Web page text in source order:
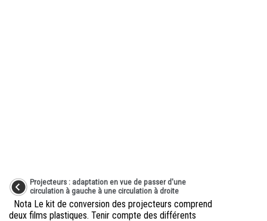
Projecteurs : adaptation en vue de passer d'une
circulation à gauche à une circulation à droite
Nota Le kit de conversion des projecteurs comprend
deux films plastiques. Tenir compte des différents